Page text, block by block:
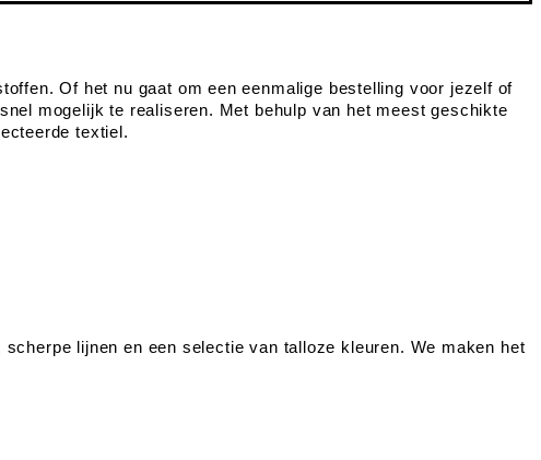
Of het nu gaat om een eenmalige bestelling voor jezelf of
mogelijk te realiseren. Met behulp van het meest geschikte
textiel.
lijnen en een selectie van talloze kleuren. We maken het